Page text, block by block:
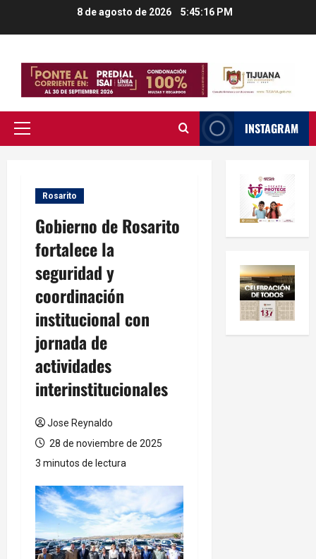
8 de agosto de 2026 5:45:17 PM
Menú
INSTAGRAM
Rosarito
Gobierno de Rosarito
fortalece la
seguridad y
coordinación
institucional con
jornada de
actividades
interinstitucionales
Jose Reynaldo
28 de noviembre de 2025
3 minutos de lectura